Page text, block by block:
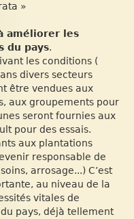
»
améliorer les
du pays.
les conditions (
divers secteurs
être vendues aux
aux groupements pour
seront fournies aux
pour des essais.
aux plantations
responsable de
arrosage...) C’est
au niveau de la
vitales de
pays, déjà tellement